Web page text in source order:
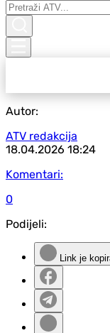
Autor:
ATV redakcija
18.04.2026 18:24
Komentari:
0
Podijeli:
Link je